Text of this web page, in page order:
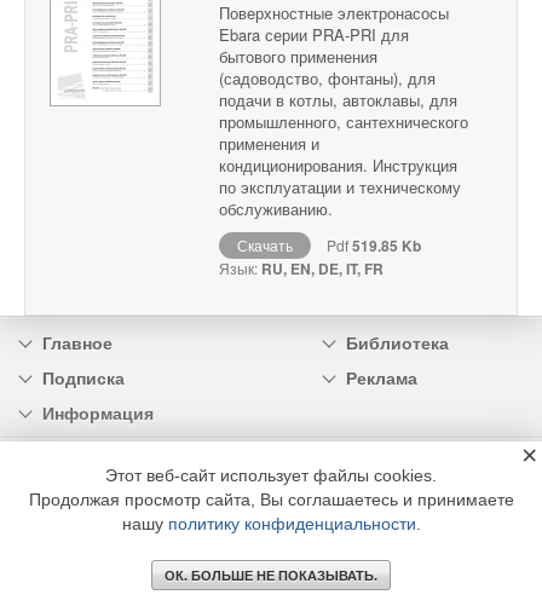
Поверхностные электронасосы
Ebara серии PRA-PRI для
бытового применения
(садоводство, фонтаны), для
подачи в котлы, автоклавы, для
промышленного, сантехнического
применения и
кондиционирования. Инструкция
по эксплуатации и техническому
обслуживанию.
Скачать Pdf519.85 Kb
Язык: RU, EN, DE, IT, FR
Главное
Библиотека
Подписка
Реклама
Информация
Этот веб-сайт использует файлы cookies.
Продолжая просмотр сайта, Вы соглашаетесь и принимаете
нашу политику конфиденциальности
ОК. БОЛЬШЕ НЕ ПОКАЗЫВАТЬ.
×